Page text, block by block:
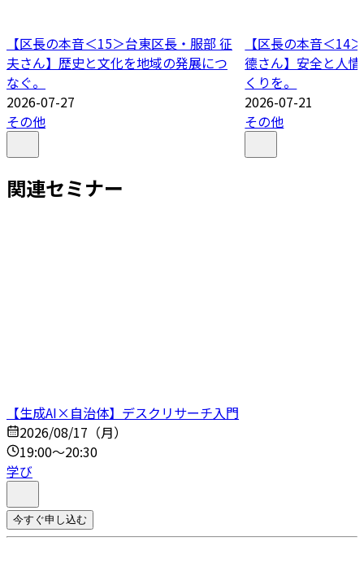
【区長の本音＜15＞台東区長・服部 征
夫さん】歴史と文化を地域の発展につ
なぐ。
2026-07-27
その他
【区長の本音＜14
德さん】安全と人
くりを。
2026-07-21
その他
関連セミナー
【生成AI×自治体】デスクリサーチ入門
2026/08/17（月）
19:00～20:30
学び
今すぐ申し込む